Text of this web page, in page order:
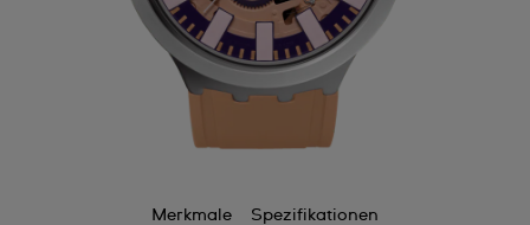
Merkmale Spezifikationen